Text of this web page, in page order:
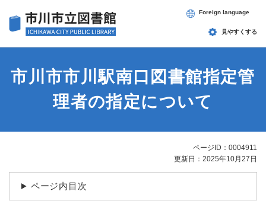
見やすくする
Foreign language
市川市市川駅南口図書館指定管
理者の指定について
ページID：0004911
更新日：2025年10月27日
ページ内目次